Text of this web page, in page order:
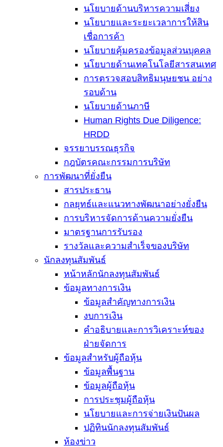
นโยบายด้านบริหารความเสี่ยง
นโยบายและระยะเวลาการให้สิน
เชื่อการค้า
นโยบายคุ้มครองข้อมูลส่วนบุคคล
นโยบายด้านเทคโนโลยีสารสนเทศ
การตรวจสอบสิทธิมนุษยชน อย่าง
รอบด้าน
นโยบายด้านภาษี
Human Rights Due Diligence:
HRDD
จรรยาบรรณธุรกิจ
กฎบัตรคณะกรรมการบริษัท
การพัฒนาที่ยั่งยืน
สารประธาน
กลยุทธ์และแนวทางพัฒนาอย่างยั่งยืน
การบริหารจัดการด้านความยั่งยืน
มาตรฐานการรับรอง
รางวัลและความสำเร็จของบริษัท
นักลงทุนสัมพันธ์
หน้าหลักนักลงทุนสัมพันธ์
ข้อมูลทางการเงิน
ข้อมูลสำคัญทางการเงิน
งบการเงิน
คำอธิบายและการวิเคราะห์ของ
ฝ่ายจัดการ
ข้อมูลสำหรับผู้ถือหุ้น
ข้อมูลพื้นฐาน
ข้อมูลผู้ถือหุ้น
การประชุมผู้ถือหุ้น
นโยบายและการจ่ายเงินปันผล
ปฏิทินนักลงทุนสัมพันธ์
ห้องข่าว